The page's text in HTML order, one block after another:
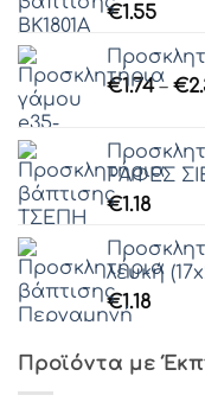
€1.55
€1.74 – €
ΡΑΦΕΣ
€1.18
λευκή
€1.18
Προϊόντα με